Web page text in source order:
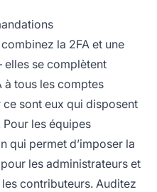
la 2FA et une
se complètent
à tous les comptes
sont eux qui disposent
les équipes
qui permet d’imposer la
les administrateurs et
contributeurs. Auditez